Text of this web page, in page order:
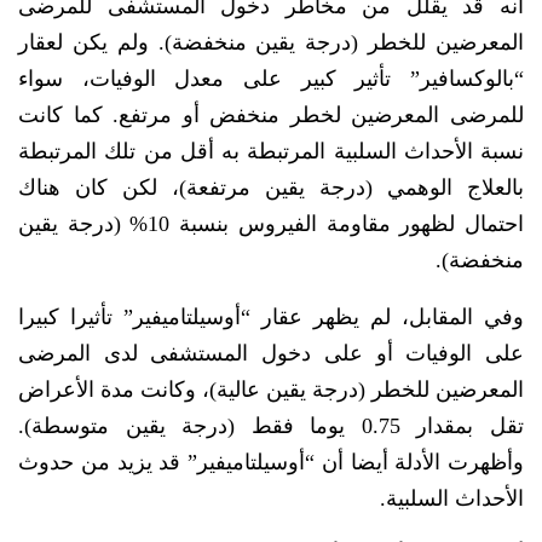
أنه قد يقلل من مخاطر دخول المستشفى للمرضى
المعرضين للخطر (درجة يقين منخفضة). ولم يكن لعقار
“بالوكسافير” تأثير كبير على معدل الوفيات، سواء
للمرضى المعرضين لخطر منخفض أو مرتفع. كما كانت
نسبة الأحداث السلبية المرتبطة به أقل من تلك المرتبطة
بالعلاج الوهمي (درجة يقين مرتفعة)، لكن كان هناك
احتمال لظهور مقاومة الفيروس بنسبة 10% (درجة يقين
منخفضة).
وفي المقابل، لم يظهر عقار “أوسيلتاميفير” تأثيرا كبيرا
على الوفيات أو على دخول المستشفى لدى المرضى
المعرضين للخطر (درجة يقين عالية)، وكانت مدة الأعراض
تقل بمقدار 0.75 يوما فقط (درجة يقين متوسطة).
وأظهرت الأدلة أيضا أن “أوسيلتاميفير” قد يزيد من حدوث
الأحداث السلبية.